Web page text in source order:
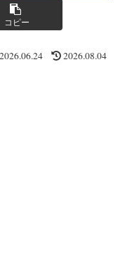
コピー
2026.06.24 2026.08.04